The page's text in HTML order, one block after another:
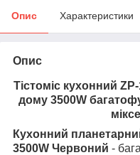
Опис Характеристики
Опис
Тістоміс кухонний
дому 3500W
Кухонний
3500W Червоний -